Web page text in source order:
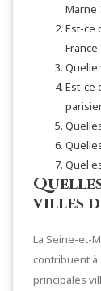
Marne
Est-ce
France
Quelle
Est-ce
Quel
villes
La Seine-et-
contribuent à
principales